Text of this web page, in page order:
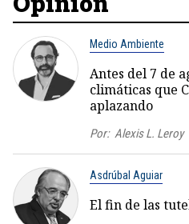
Medio Ambiente
Antes del 7 de
climáticas que
aplazando
Por: Alexis L. Leroy
Asdrúbal Aguiar
El fin de las